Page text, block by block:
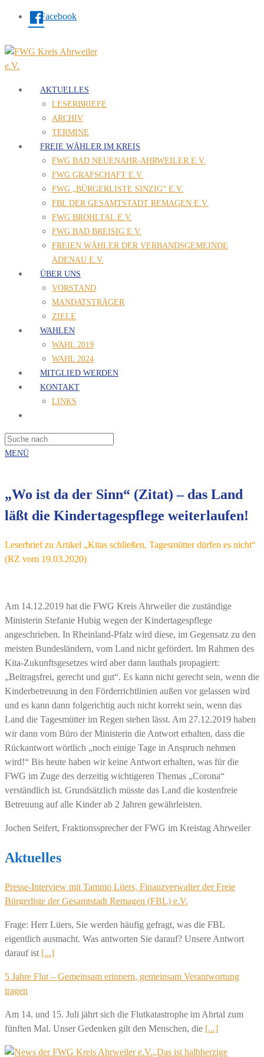
Facebook
AKTUELLES
LESERBRIEFE
ARCHIV
TERMINE
FREIE WÄHLER IM KREIS
FWG BAD NEUENAHR-AHRWEILER E.V.
FWG GRAFSCHAFT E.V.
FWG „BÜRGERLISTE SINZIG“ E.V.
FBL DER GESAMTSTADT REMAGEN E.V.
FWG BROHLTAL E.V.
FWG BAD BREISIG E.V.
FREIEN WÄHLER DER VERBANDSGEMEINDE
ADENAU E.V.
ÜBER UNS
VORSTAND
MANDATSTRÄGER
ZIELE
WAHLEN
WAHL 2019
WAHL 2024
MITGLIED WERDEN
KONTAKT
LINKS
MENÜ
„Wo ist da der Sinn“ (Zitat) – das Land
läßt die Kindertagespflege weiterlaufen!
Leserbrief zu Artikel „Kitas schließen, Tagesmütter dürfen es nicht“
(RZ vom 19.03.2020)
Am 14.12.2019 hat die FWG Kreis Ahrweiler die zuständige
Ministerin Stefanie Hubig wegen der Kindertagespflege
angeschrieben. In Rheinland-Pfalz wird diese, im Gegensatz zu den
meisten Bundesländern, vom Land nicht gefördert. Im Rahmen des
Kita-Zukunftsgesetzes wird aber dann lauthals propagiert:
„Beitragsfrei, gerecht und gut“. Es kann nicht gerecht sein, wenn die
Kinderbetreuung in den Förderrichtlinien außen vor gelassen wird
und es kann dann folgerichtig auch nicht korrekt sein, wenn das
Land die Tagesmütter im Regen stehen lässt. Am 27.12.2019 haben
wir dann vom Büro der Ministerin die Antwort erhalten, dass die
Rückantwort wörtlich „noch einige Tage in Anspruch nehmen
wird!“ Bis heute haben wir keine Antwort erhalten, was für die
FWG im Zuge des derzeitig wichtigeren Themas „Corona“
verständlich ist. Grundsätzlich müsste das Land die kostenfreie
Betreuung auf alle Kinder ab 2 Jahren gewährleisten.
Jochen Seifert, Fraktionssprecher der FWG im Kreistag Ahrweiler
Aktuelles
Presse-Interview mit Tammo Lüers, Finanzverwalter der Freie
Bürgerliste der Gesamtstadt Remagen (FBL) e.V.
Frage: Herr Lüers, Sie werden häufig gefragt, was die FBL
eigentlich ausmacht. Was antworten Sie darauf? Unsere Antwort
darauf ist [...]
5 Jahre Flut – Gemeinsam erinnern, gemeinsam Verantwortung
tragen
Am 14. und 15. Juli jährt sich die Flutkatastrophe im Ahrtal zum
fünften Mal. Unser Gedenken gilt den Menschen, die [...]
„Das ist halbherzige